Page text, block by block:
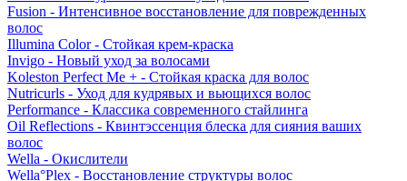
Fusion - Интенсивное восстановление для поврежденных
волос
Illumina Color - Стойкая крем-краска
Invigo - Новый уход за волосами
Koleston Perfect Me + - Стойкая краска для волос
Nutricurls - Уход для кудрявых и вьющихся волос
Performance - Классика современного стайлинга
Oil Reflections - Квинтэссенция блеска для сияния ваших
волос
Wella - Окислители
Wella°Plex - Восстановление структуры волос